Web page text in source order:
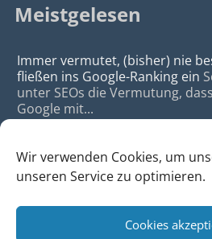
Wir verwenden Cookies, um
unseren Service zu optimieren.
Cookies
Meistgelesen
Immer vermutet, (bisher) nie
fließen ins Google-Ranking ein
unter SEOs die Vermutung,
Google mit...